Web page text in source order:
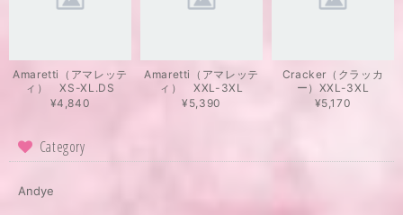
Amaretti（アマレッテ
ィ） XS-XL.DS
¥4,840
Amaretti（アマレッテ
ィ） XXL-3XL
¥5,390
Cracker（クラッカ
ー）XXL-3XL
¥5,170
Category
Andye